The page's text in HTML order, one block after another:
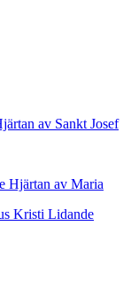
av Sankt Josef
Hjärtan av Maria
Kristi Lidande